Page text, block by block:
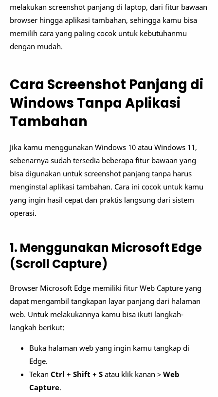
melakukan screenshot panjang di laptop, dari fitur bawaan
browser hingga aplikasi tambahan, sehingga kamu bisa
memilih cara yang paling cocok untuk kebutuhanmu
dengan mudah.
Cara Screenshot Panjang di
Windows Tanpa Aplikasi
Tambahan
Jika kamu menggunakan Windows 10 atau Windows 11,
sebenarnya sudah tersedia beberapa fitur bawaan yang
bisa digunakan untuk screenshot panjang tanpa harus
menginstal aplikasi tambahan. Cara ini cocok untuk kamu
yang ingin hasil cepat dan praktis langsung dari sistem
operasi.
1. Menggunakan Microsoft Edge
(Scroll Capture)
Browser Microsoft Edge memiliki fitur Web Capture yang
dapat mengambil tangkapan layar panjang dari halaman
web. Untuk melakukannya kamu bisa ikuti langkah-
langkah berikut:
Buka halaman web yang ingin kamu tangkap di
Edge.
Tekan Ctrl + Shift + S atau klik kanan > Web
Capture.